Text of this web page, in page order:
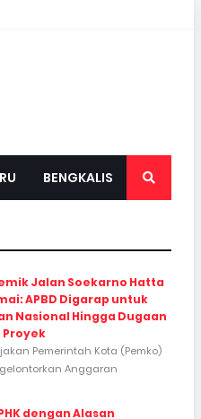
BENGKALIS
Jalan Soekarno Hatta
APBD Digarap untuk
Nasional Hingga Dugaan
Proyek
Pemerintah Kota (Pemko)
Anggaran
dengan Alasan